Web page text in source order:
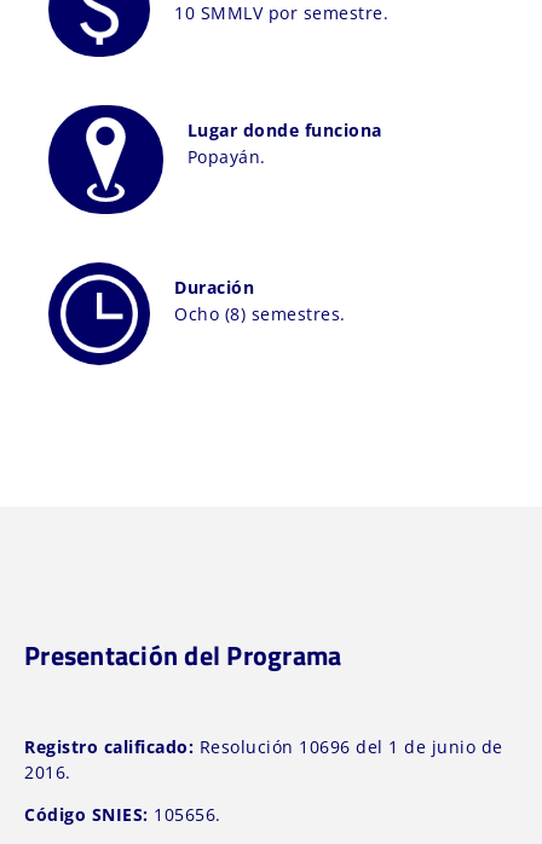
10 SMMLV por semestre.
Lugar donde funciona
Popayán.
Duración
Ocho (8) semestres.
Presentación del Programa
Registro calificado: Resolución 10696 del 1 de junio de
2016.
Código SNIES: 105656.